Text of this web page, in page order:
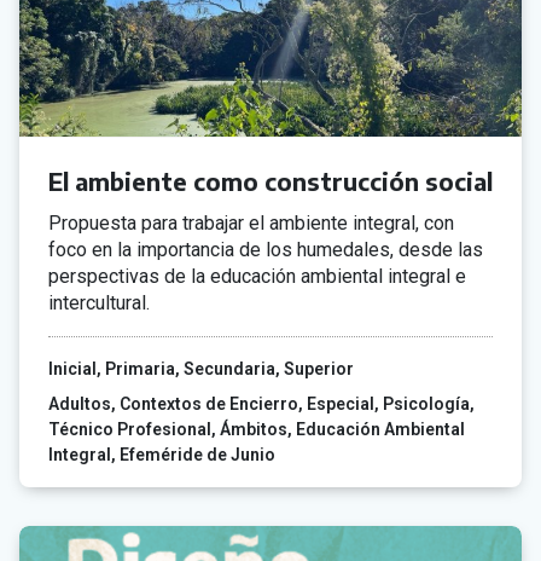
El ambiente como construcción social
Propuesta para trabajar el ambiente integral, con
foco en la importancia de los humedales, desde las
perspectivas de la educación ambiental integral e
intercultural.
Inicial Primaria Secundaria Superior
Adultos Contextos de Encierro Especial
Psicología
Técnico Profesional
Ámbitos
Educación Ambiental
Integral
Efeméride de Junio